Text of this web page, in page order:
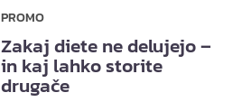
PROMO
Zakaj diete ne delujejo –
in kaj lahko storite
drugače